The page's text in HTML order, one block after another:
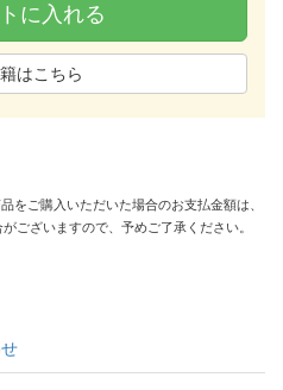
に入れる
はこちら
をご購入いただいた場合のお支払金額は、
ございますので、予めご了承ください。